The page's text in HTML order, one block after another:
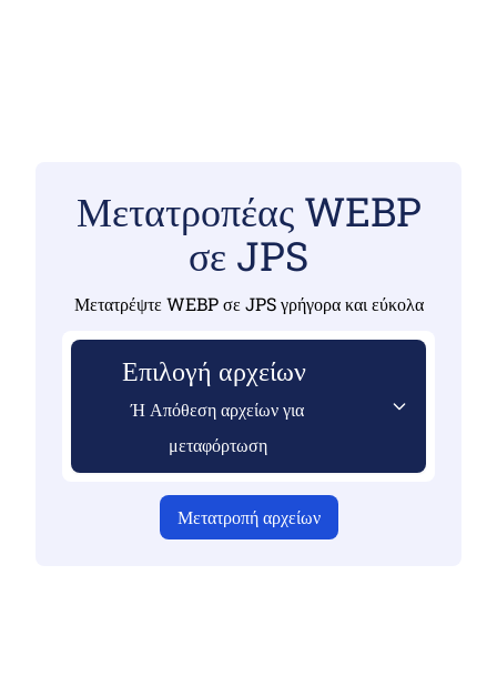
Μετατροπέας WEBP
σε JPS
Μετατρέψτε WEBP σε JPS γρήγορα και εύκολα
Επιλογή αρχείων
Ή Απόθεση αρχείων για
μεταφόρτωση
Μετατροπή αρχείων